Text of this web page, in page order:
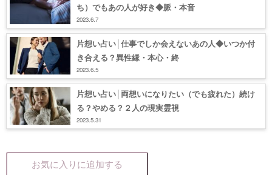
ち）でもあの人が好き◆脈・本音
2023.6.7
片想い占い│仕事でしか会えないあの人◆いつか付
き合える？異性縁・本心・終
2023.6.5
片想い占い│両想いになりたい（でも疲れた）続け
る？やめる？２人の現実霊視
2023.5.31
お気に入りに追加する